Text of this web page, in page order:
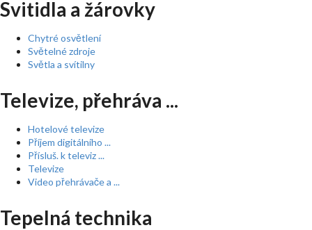
Svitidla a žárovky
Chytré osvětlení
Světelné zdroje
Světla a svítilny
Televize, přehráva ...
Hotelové televize
Příjem digitálního ...
Přísluš. k televiz ...
Televize
Video přehrávače a ...
Tepelná technika